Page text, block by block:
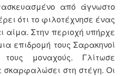
από άγνωστο
ότι το φιλοτέχνησε ένας
αίμα. Στην περιοχή υπήρχε
επιδρομή τους Σαρακηνοί
μοναχούς. Γλίτωσε
σκαρφαλώσει στη στέγη. Οι